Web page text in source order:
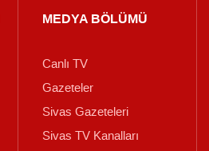
MEDYA BÖLÜMÜ
Canlı TV
Gazeteler
Sivas Gazeteleri
Sivas TV Kanalları